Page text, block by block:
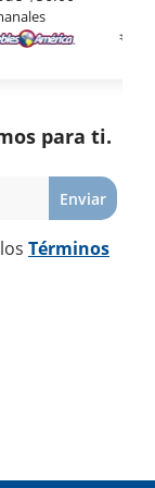
para ti.
Enviar
Términos